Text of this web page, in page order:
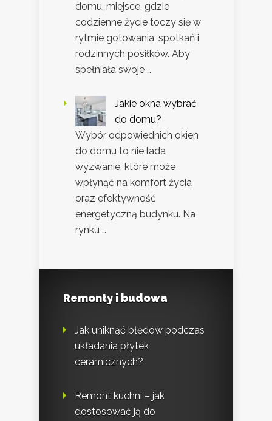
domu, miejsce, gdzie
codzienne życie toczy się w
rytmie gotowania, spotkań i
rodzinnych posiłków. Aby
spełniała swoje …
Jakie okna wybrać
do domu?
Wybór odpowiednich okien
do domu to nie lada
wyzwanie, które może
wpłynąć na komfort życia
oraz efektywność
energetyczną budynku. Na
rynku …
Remonty i budowa
Jak uniknąć błędów podczas
układania płytek
ceramicznych?
Remont kuchni – jak
dostosować ją do